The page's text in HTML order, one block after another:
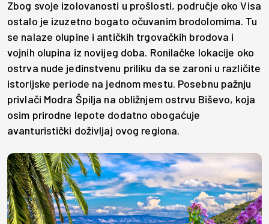
Zbog svoje izolovanosti u prošlosti, područje oko Visa
ostalo je izuzetno bogato očuvanim brodolomima. Tu
se nalaze olupine i antičkih trgovačkih brodova i
vojnih olupina iz novijeg doba. Ronilačke lokacije oko
ostrva nude jedinstvenu priliku da se zaroni u različite
istorijske periode na jednom mestu. Posebnu pažnju
privlači Modra Špilja na obližnjem ostrvu Biševo, koja
osim prirodne lepote dodatno obogaćuje
avanturistički doživljaj ovog regiona.